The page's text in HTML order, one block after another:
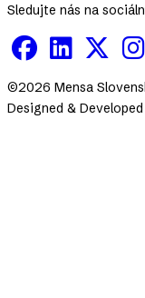
Sledujte nás na
©2026 Mensa
Designed &